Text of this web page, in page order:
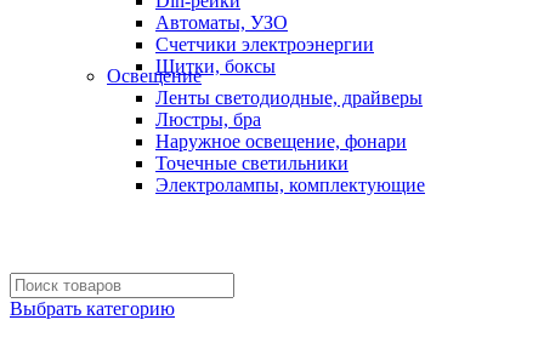
Автоматы, УЗО
Счетчики электроэнергии
Щитки, боксы
Освещение
Ленты светодиодные, драйверы
Люстры, бра
Наружное освещение, фонари
Точечные светильники
Электролампы, комплектующие
Выбрать категорию